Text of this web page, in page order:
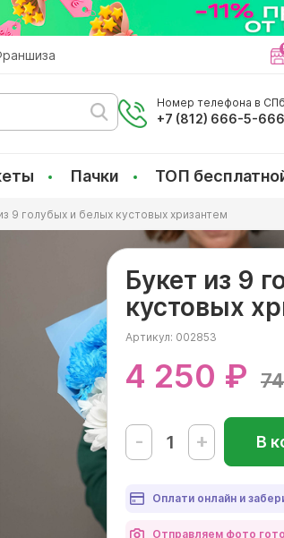
Номер телефона в
+7 (812) 666-5-666
Пачки ТОП
9 голубых и белых кустовых хризантем
Букет из 9
кустовых
Артикул: 002853
4 250 ₽
- + В
Оплати онлайн и
Отправляем фото